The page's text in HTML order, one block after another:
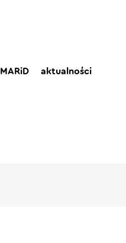
MARiD aktualności